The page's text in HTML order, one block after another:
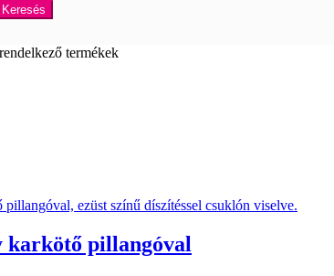
termékek
karkötő pillangóval